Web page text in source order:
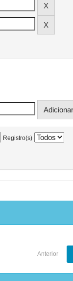
Registro(s)
Anterior